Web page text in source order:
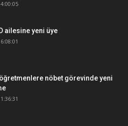
ailesine yeni üye
nöbet görevinde yeni